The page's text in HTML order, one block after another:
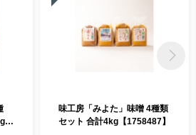
味工房「みよた」味噌 4種類
セット 合計4kg【1758487】